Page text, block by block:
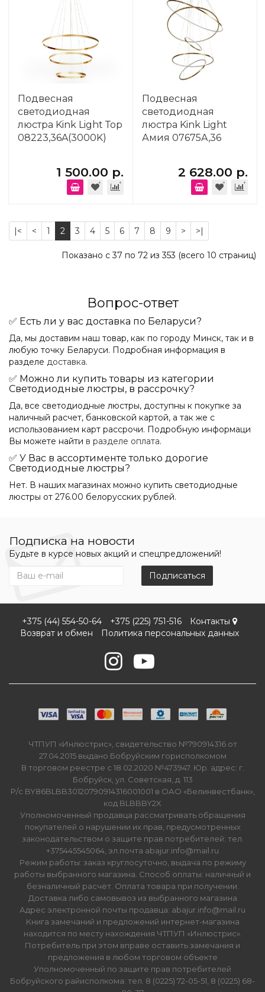
Подвесная
светодиодная
люстра Kink Light Тор
08223,36A(3000K)
1 500.00 р.
Подвесная
светодиодная
люстра Kink Light
Амия 07675A,36
2 628.00 р.
|< < 1 2 3 4 5 6 7 8 9 > >|
Показано с 37 по 72 из 353 (всего 10 страниц)
Вопрос-ответ
✅ Есть ли у вас доставка по Беларуси?
Да, мы доставим наш товар, как по городу Минск, так и в
любую точку Беларуси. Подробная информация в
разделе доставка.
✅ Можно ли купить товары из категории
Светодиодные люстры, в рассрочку?
Да, все светодиодные люстры, доступны к покупке за
наличный расчет, банковской картой, а так же с
использованием карт рассрочи. Подробную информаци
Вы можете найти в разделе оплата.
✅ У Вас в ассортименте только дорогие
Светодиодные люстры?
Нет. В наших магазинах можно купить светодиодные
люстры от 276.00 белорусских рублей.
Подписка на новости
Будьте в курсе новых акций и спецпредложений!
Подписаться
+375 (44) 554-50-64 +375 (225) 751-516
Контакты
Возврат и обмен
Политика персональных данных
ЧТПУП «Инлюстрис», свидетельство №790914316 от
27.04.2015 выдано Бобруйским горисполкомом
В торговом реестре с 18.02.2020 №473947. Юр. адрес: г.
Бобруйск, ул. Советская, д. 113
Р/с BY86BLBB30120790914316001001 в ОАО «Белинвестбанк»,
код BLBBBY2X
Уполномоченный продавца рассматривать обращения
покупателей о нарушении их прав, предусмотренных
законодательством о защите прав потребителей: тел.
+375445545064, эл.почта abajur.info@mail.ru
Режим работы: заказ круглосуточно, выдача по режиму
работы выбранного магазина. Способ оплаты: наличный и
безналичный расчёт. Оплата товара при получении.
Доставка либо самовывоз из выбранного магазина
Адрес электронной почты продавца: abajur.info@mail.ru
Книга замечаний и предложений интернет-магазина
находится по месту нахождения ЧТПУП «Инлюстрис».
Потребитель при этом вправе оставить замечания и
предложения в любом торговом объекте
Уполномоченный по защите прав потребителей
Бобруйского райисполкома: тел. 8 (0225) 72-05-51, 8 (0225) 68-